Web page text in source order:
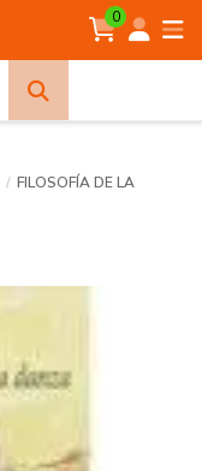
0
FILOSOFÍA DE LA